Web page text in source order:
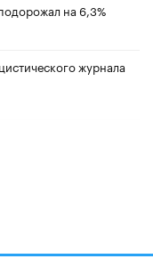
на 6,3%
журнала